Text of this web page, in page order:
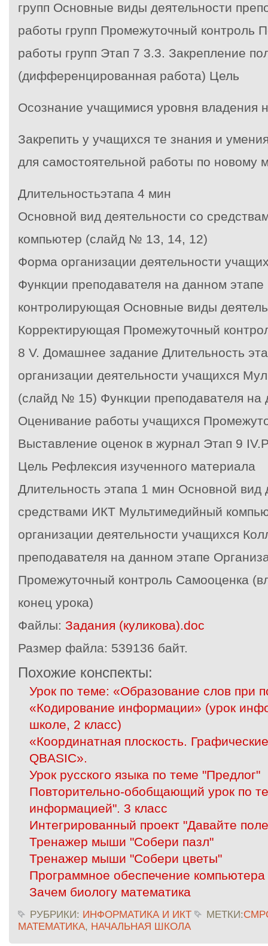
групп Основные виды деятельности
работы групп Промежуточный контроль
работы групп Этап 7 3.3. Закрепление
(дифференцированная работа) Цель
Осознание учащимися уровня владения
Закрепить у учащихся те знания и
для самостоятельной работы по новому
Длительностьэтапа 4 мин
Основной вид деятельности со
компьютер (слайд № 13, 14, 12)
Форма организации деятельности
Функции преподавателя на данном
контролирующая Основные виды
Корректирующая Промежуточный
8 V. Домашнее задание Длительность
организации деятельности учащихся
(слайд № 15) Функции преподавателя на
Оценивание работы учащихся
Выставление оценок в журнал Этап 9
Цель Рефлексия изученного материала
Длительность этапа 1 мин Основной вид
средствами ИКТ Мультимедийный
организации деятельности учащихся
преподавателя на данном этапе
Промежуточный контроль Самооценка
конец урока)
Файлы: Задания (куликова).doc
Размер файла: 539136 байт.
Похожие конспекты:
Урок по теме: «Образование слов при
«Кодирование информации» (урок
школе, 2 класс)
«Координатная плоскость.
QBASIC».
Урок русского языка по теме "Предлог"
Повторительно-обобщающий урок по
информацией". 3 класс
Интегрированный проект "Давайте
Тренажер мыши "Собери пазл"
Тренажер мыши "Собери цветы"
Программное обеспечение компьютера
Зачем биологу математика
РУБРИКИ: ИНФОРМАТИКА И ИКТ МЕТКИ:
МАТЕМАТИКА, НАЧАЛЬНАЯ ШКОЛА